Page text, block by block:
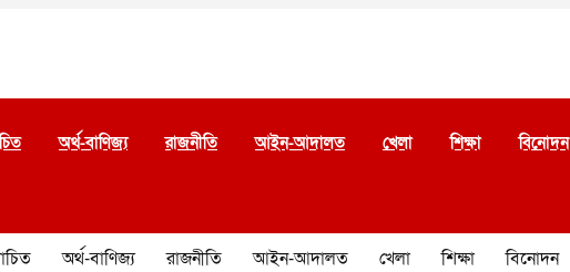
অর্থ-বাণিজ্য রাজনীতি আইন-আদালত খেলা শিক্ষা বিনোদন
অর্থ-বাণিজ্য রাজনীতি আইন-আদালত খেলা শিক্ষা বিনোদন